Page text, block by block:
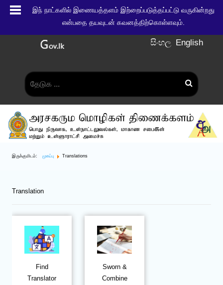
இந் நாட்களில் இணையத்தளம் இற்றைப்படுத்தப்பட்டு வருகின்றது
என்பதை தயவுடன் கவனத்திற்கொள்ளவும்.
සිංහල English
இருக்குமிடம்: முகப்பு Translations
Translation
Find
Translator
Sworn &
Combine